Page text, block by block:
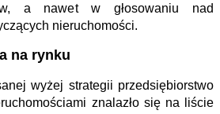
a nawet w głosowaniu nad
nieruchomości.
na rynku
wyżej strategii przedsiębiorstwo
znalazło się na liście